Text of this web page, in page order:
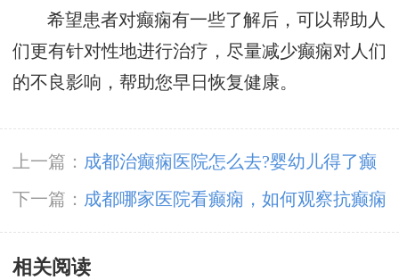
希望患者对癫痫有一些了解后，可以帮助人
们更有针对性地进行治疗，尽量减少癫痫对人们
的不良影响，帮助您早日恢复健康。
上一篇： 成都治癫痫医院怎么去?婴幼儿得了癫
痫病要如何诊断?
下一篇： 成都哪家医院看癫痫，如何观察抗癫痫
药物不良反应?
相关阅读